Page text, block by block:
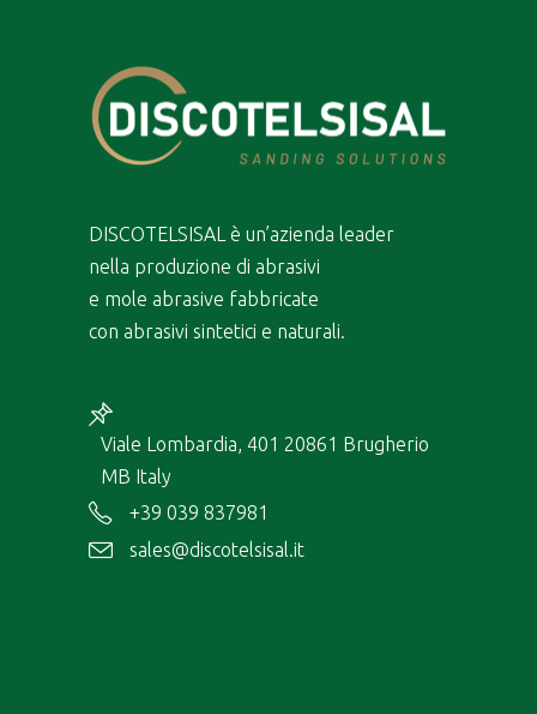
DISCOTELSISAL è un’azienda leader
nella produzione di abrasivi
e mole abrasive fabbricate
con abrasivi sintetici e naturali.
Viale Lombardia, 401 20861 Brugherio
MB Italy
+39 039 837981
sales@discotelsisal.it